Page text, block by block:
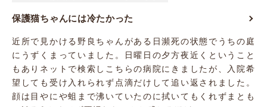
保護猫ちゃんには冷たかった
近所で見かける野良ちゃんがある日瀕死の状態でうちの庭
にうずくまっていました。日曜日の夕方夜近くということ
もありネットで検索しこちらの病院にきましたが、入院希
望しても受け入れられず点滴だけして追い返されました。
顔は目やにや蛆まで沸いていたのに拭いてもくれずまとも